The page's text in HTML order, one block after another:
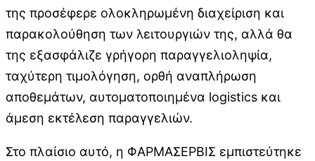
της προσέφερε ολοκληρωμένη διαχείριση και
παρακολούθηση των λειτουργιών της, αλλά θα
της εξασφάλιζε γρήγορη παραγγελιοληψία,
ταχύτερη τιμολόγηση, ορθή αναπλήρωση
αποθεμάτων, αυτοματοποιημένα logistics και
άμεση εκτέλεση παραγγελιών.
Στο πλαίσιο αυτό, η ΦΑΡΜΑΣΕΡΒΙΣ εμπιστεύτηκε